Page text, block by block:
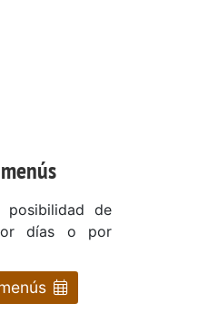
de
días o por